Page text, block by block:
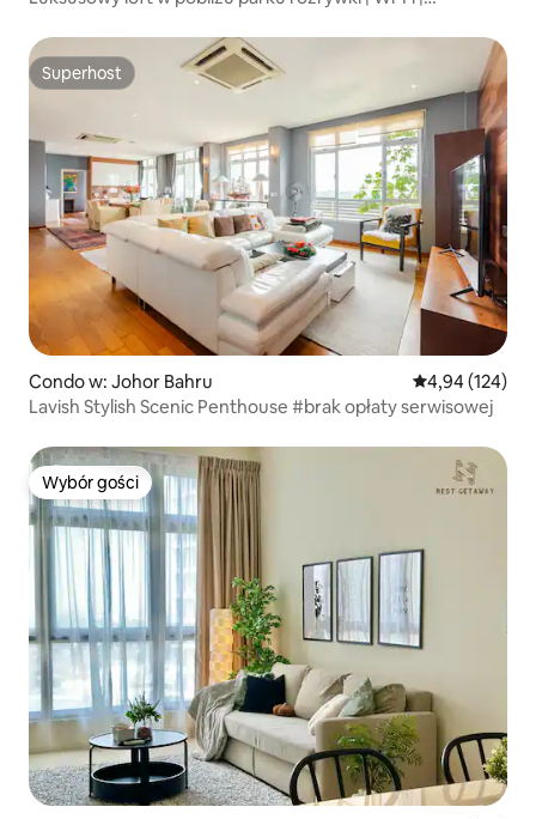
Superhost
Superhost
Condo w: Johor Bahru Średnia
4,94 (124)
Lavish Stylish Scenic Penthouse #brak opłaty serwisowej
Wybór gości
Wybór gości